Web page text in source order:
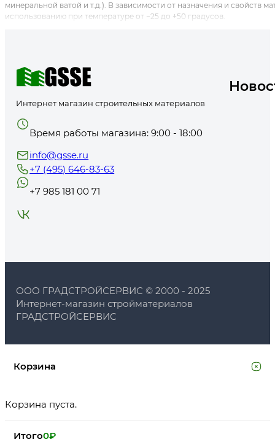
минеральной ватой и т.д.). В зависимости от назначения и свойств
использованию при температуре от −25 до +50 градусов.
Интернет магазин строительных материалов
Время работы магазина: 9:00 - 18:00
info@gsse.ru
+7 (495) 646-83-63
+7 985 181 00 71
ООО ГРАДСТРОЙСЕРВИС © 2000 - 2025
Интернет-магазин стройматериалов
ГРАДСТРОЙСЕРВИС
Корзина
Корзина пуста.
Итого0₽